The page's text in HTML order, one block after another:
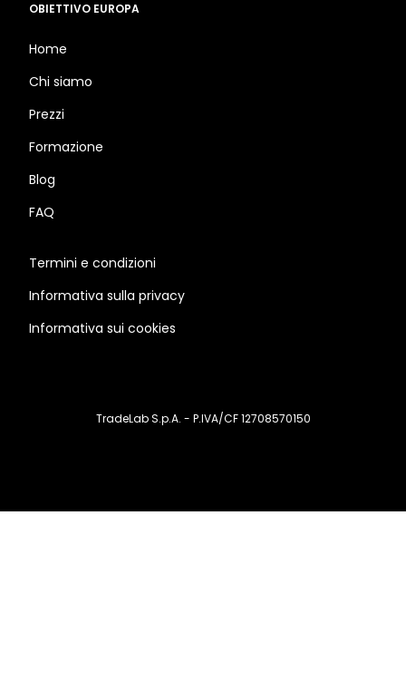
OBIETTIVO EUROPA
Home
Chi siamo
Prezzi
Formazione
Blog
FAQ
Termini e condizioni
Informativa sulla privacy
Informativa sui cookies
TradeLab S.p.A. - P.IVA/CF 12708570150